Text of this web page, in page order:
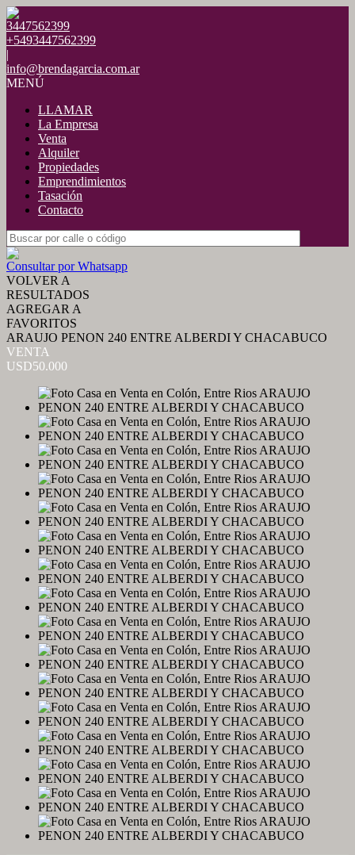
3447562399
+5493447562399
|
info@brendagarcia.com.ar
MENÚ
LLAMAR
La Empresa
Venta
Alquiler
Propiedades
Emprendimientos
Tasación
Contacto
Consultar por Whatsapp
VOLVER A
RESULTADOS
AGREGAR A
FAVORITOS
ARAUJO PENON 240 ENTRE ALBERDI Y CHACABUCO
VENTA
USD50.000